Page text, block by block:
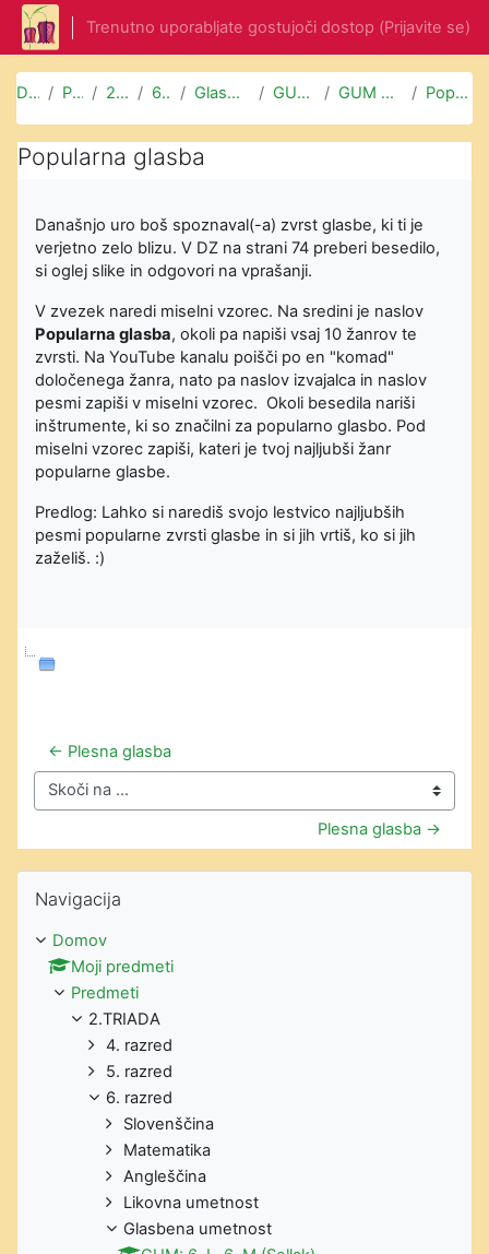
Preskoči na glavno vsebino
Trenutno uporabljate gostujoči dostop (Prijavite se)
Domov Predmeti 2.TRIADA 6. razred Glasbena umetnost GUM 6. l in 6. m GUM 6. m (17. 4. 2020) Popularna glasba
Popularna glasba
Današnjo uro boš spoznaval(-a) zvrst glasbe, ki ti je
verjetno zelo blizu. V DZ na strani 74 preberi besedilo,
si oglej slike in odgovori na vprašanji.
V zvezek naredi miselni vzorec. Na sredini je naslov
Popularna glasba, okoli pa napiši vsaj 10 žanrov te
zvrsti. Na YouTube kanalu poišči po en "komad"
določenega žanra, nato pa naslov izvajalca in naslov
pesmi zapiši v miselni vzorec. Okoli besedila nariši
inštrumente, ki so značilni za popularno glasbo. Pod
miselni vzorec zapiši, kateri je tvoj najljubši žanr
popularne glasbe.
Predlog: Lahko si narediš svojo lestvico najljubših
pesmi popularne zvrsti glasbe in si jih vrtiš, ko si jih
zaželiš. :)
← Plesna glasba
Skoči na ...
Plesna glasba →
Preskoči Navigacija
Navigacija
Domov
Moji predmeti
Predmeti
2.TRIADA
4. razred
5. razred
6. razred
Slovenščina
Matematika
Angleščina
Likovna umetnost
Glasbena umetnost